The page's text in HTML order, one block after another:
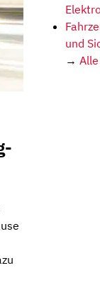
und
→